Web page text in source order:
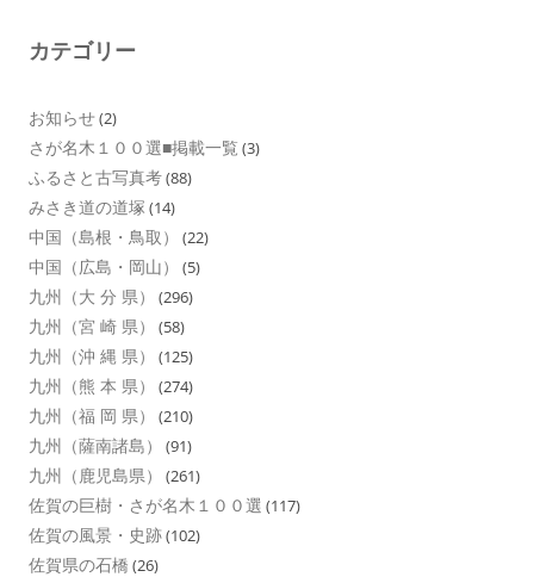
カテゴリー
お知らせ(2)
さが名木１００選■掲載一覧 (3)
ふるさと古写真考(88)
みさき道の道塚 (14)
中国（島根・鳥取） (22)
中国（広島・岡山） (5)
九州（大 分 県） (296)
九州（宮 崎 県） (58)
九州（沖 縄 県） (125)
九州（熊 本 県） (274)
九州（福 岡 県） (210)
九州（薩南諸島） (91)
九州（鹿児島県） (261)
佐賀の巨樹・さが名木１００選 (117)
佐賀の風景・史跡(102)
佐賀県の石橋 (26)